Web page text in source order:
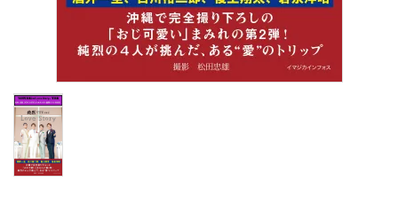
ヒーロー文庫
ロト・ナンバーズ書籍・グッズ
ご利用ガイド